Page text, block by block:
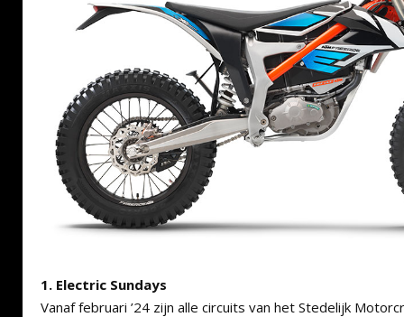
1. Electric Sundays
Vanaf februari ’24 zijn alle circuits van het Stedelijk